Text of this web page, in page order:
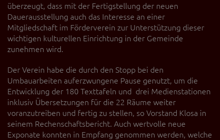
überzeugt, dass mit der Fertigstellung der neuen
Dauerausstellung auch das Interesse an einer
Mitgliedschaft im Förderverein zur Unterstützung dieser
wichtigen kulturellen Einrichtung in der Gemeinde
zunehmen wird.
Der Verein habe die durch den Stopp bei den
Umbauarbeiten auferzwungene Pause genutzt, um die
Entwicklung der 180 Texttafeln und drei Medienstationen
inklusiv Übersetzungen für die 22 Räume weiter
voranzutreiben und fertig zu stellen, so Vorstand Klosa in
seinem Rechenschaftsbericht. Auch wertvolle neue
Exponate konnten in Empfang genommen werden, welche